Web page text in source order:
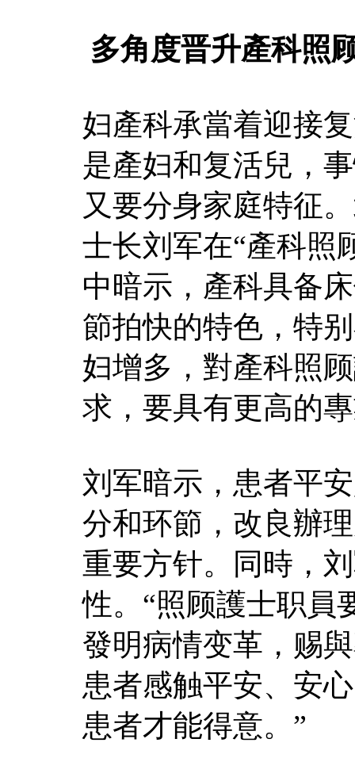
多角度晋升產科照
妇產科承當着迎接
是產妇和复活兒，
又要分身家庭特征
士长刘军在“產科照
中暗示，產科具备
節拍快的特色，特
妇增多，對產科照
求，要具有更高的
刘军暗示，患者平
分和环節，改良辦
重要方针。同時，
性。“照顾護士职員
發明病情变革，赐
患者感触平安、安
患者才能得意。”